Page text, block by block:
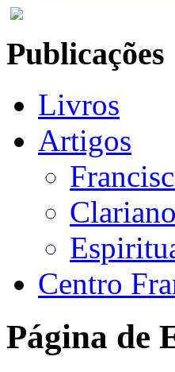
Publicações
Livros
Artigos
Centro
Página de